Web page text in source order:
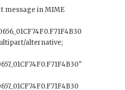
message in MIME
alternative;